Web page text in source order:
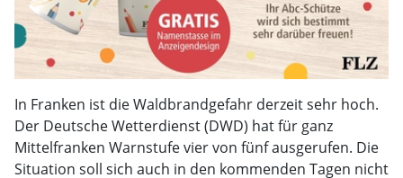
In Franken ist die Waldbrandgefahr derzeit sehr hoch.
Der Deutsche Wetterdienst (DWD) hat für ganz
Mittelfranken Warnstufe vier von fünf ausgerufen. Die
Situation soll sich auch in den kommenden Tagen nicht